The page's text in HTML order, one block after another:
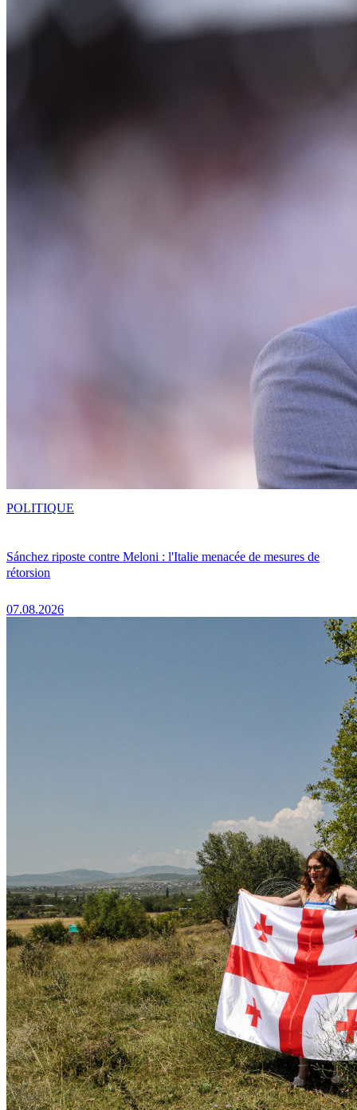
Sánchez riposte contre Meloni : l'Italie menacée de mesures de
rétorsion
07.08.2026
POLITIQUE